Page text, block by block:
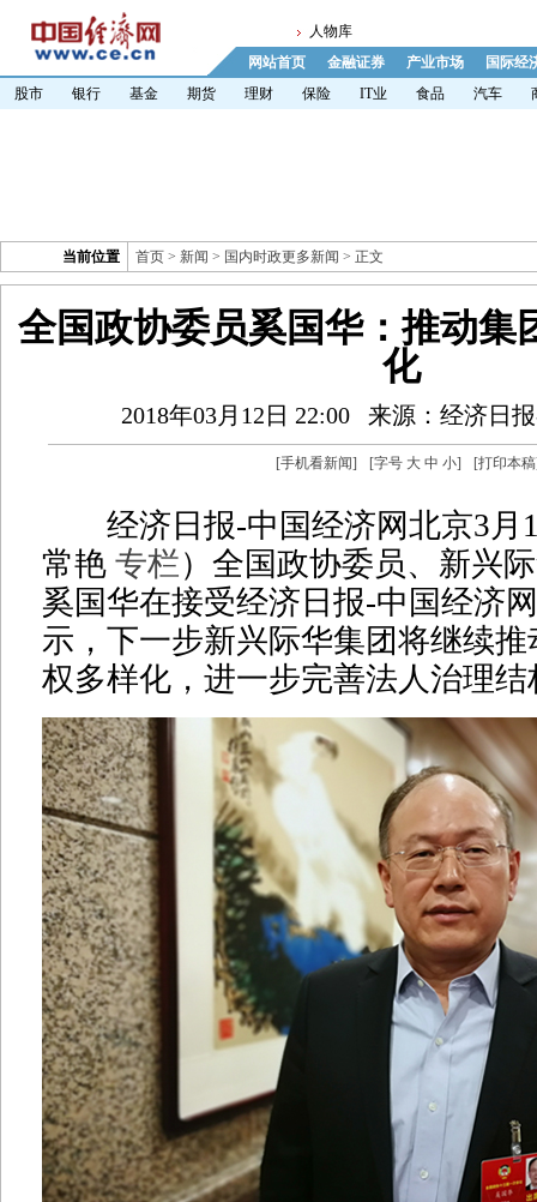
人物库
网站首页
金融证券 产业市场
国际经
股市
银行 基金 期货 理财 保险 IT业 食品 汽车
当前位置 首页 > 新闻 > 国内时政更多新闻 > 正文
全国政协委员奚国华：推动集
化
2018年03月12日 22:00 来源：经济日
[手机看新闻] [字号 大 中 小] [打印本稿
经济日报-中国经济网北京3月
常艳 专栏）全国政协委员、新兴
奚国华在接受经济日报-中国经济
示，下一步新兴际华集团将继续
权多样化，进一步完善法人治理结